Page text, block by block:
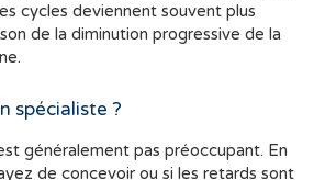
cycles deviennent souvent plus
de la diminution progressive de la
spécialiste ?
généralement pas préoccupant. En
de concevoir ou si les retards sont